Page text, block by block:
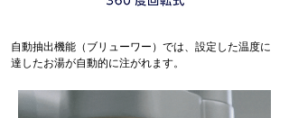
自動抽出機能（ブリューワー）では、設定した温度に
達したお湯が自動的に注がれます。